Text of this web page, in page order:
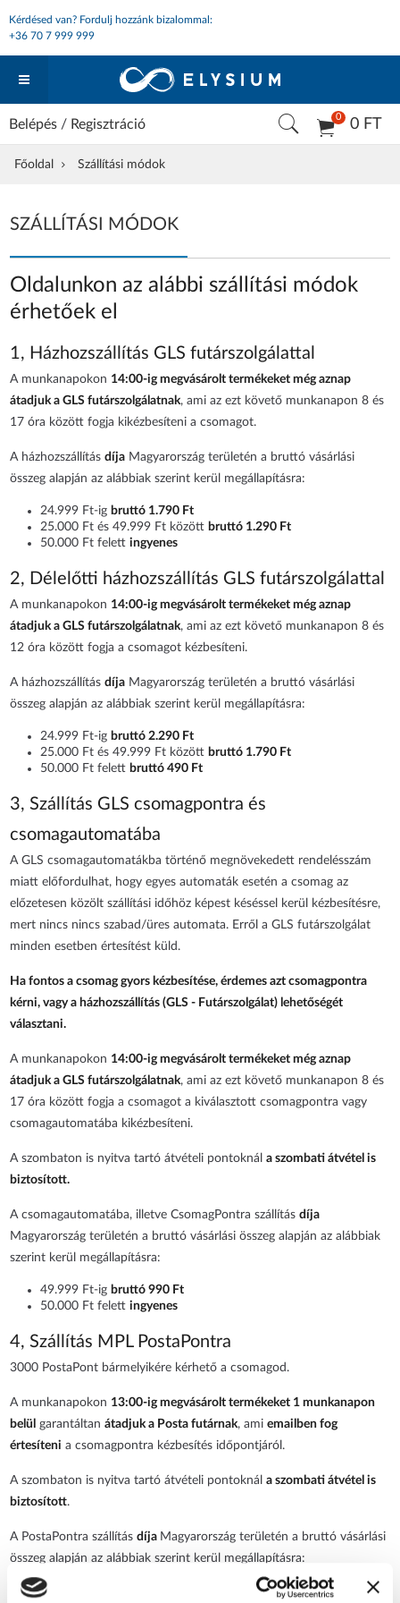
Kérdésed van? Fordulj hozzánk bizalommal:
+36 70 7 999 999
0 0 FT
Belépés / Regisztráció
Főoldal Szállítási módok
SZÁLLÍTÁSI MÓDOK
Oldalunkon az alábbi szállítási módok
érhetőek el
1, Házhozszállítás GLS futárszolgálattal
A munkanapokon 14:00-ig megvásárolt termékeket még aznap
átadjuk a GLS futárszolgálatnak, ami az ezt követő munkanapon 8 és
17 óra között fogja kikézbesíteni a csomagot.
A házhozszállításdíja Magyarország területén a bruttó vásárlási
összeg alapján az alábbiak szerint kerül megállapításra:
24.999 Ft-ig bruttó 1.790 Ft
25.000 Ft és 49.999 Ft között bruttó 1.290 Ft
50.000 Ft felett ingyenes
2, Délelőtti házhozszállítás GLS futárszolgálattal
A munkanapokon 14:00-ig megvásárolt termékeket még aznap
átadjuk a GLS futárszolgálatnak, ami az ezt követő munkanapon 8 és
12 óra között fogja a csomagot kézbesíteni.
A házhozszállításdíja Magyarország területén a bruttó vásárlási
összeg alapján az alábbiak szerint kerül megállapításra:
24.999 Ft-ig bruttó 2.290 Ft
25.000 Ft és 49.999 Ft között bruttó 1.790 Ft
50.000 Ft felett bruttó 490 Ft
3, Szállítás GLS csomagpontra és
csomagautomatába
A GLS csomagautomatákba történő megnövekedett rendelésszám
miatt előfordulhat, hogy egyes automaták esetén a csomag az
előzetesen közölt szállítási időhöz képest késéssel kerül kézbesítésre,
mert nincs nincs szabad/üres automata. Erről a GLS futárszolgálat
minden esetben értesítést küld.
Ha fontos a csomag gyors kézbesítése, érdemes azt csomagpontra
kérni, vagy a házhozszállítás (GLS - Futárszolgálat) lehetőségét
választani.
A munkanapokon 14:00-ig megvásárolt termékeket még aznap
átadjuk a GLS futárszolgálatnak, ami az ezt követő munkanapon 8 és
17 óra között fogja a csomagot a kiválasztott csomagpontra vagy
csomagautomatába kikézbesíteni.
A szombaton is nyitva tartó átvételi pontoknála szombati átvétel is
biztosított.
A csomagautomatába, illetve CsomagPontra szállításdíja
Magyarország területén a bruttó vásárlási összeg alapján az alábbiak
szerint kerül megállapításra:
49.999 Ft-ig bruttó 990 Ft
50.000 Ft felett ingyenes
4, Szállítás MPL PostaPontra
3000 PostaPont bármelyikére kérhető a csomagod.
A munkanapokon 13:00-ig megvásárolt termékeket 1 munkanapon
belül garantáltanátadjuk a Posta futárnak, amiemailben fog
értesíteni a csomagpontra kézbesítés időpontjáról.
A szombaton is nyitva tartó átvételi pontoknála szombati átvétel is
biztosított.
A PostaPontra szállításdíja Magyarország területén a bruttó vásárlási
összeg alapján az alábbiak szerint kerül megállapításra:
24.999 Ft-ig